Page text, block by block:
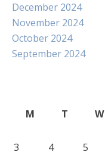
December 2024
November 2024
October 2024
September 2024
M
T W
3
4 5